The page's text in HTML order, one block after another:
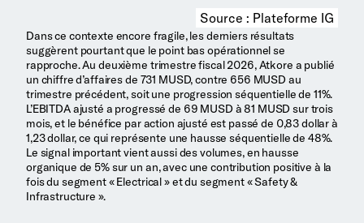
Source : Plateforme IG
Dans ce contexte encore fragile, les derniers résultats
suggèrent pourtant que le point bas opérationnel se
rapproche. Au deuxième trimestre fiscal 2026, Atkore a publié
un chiffre d’affaires de 731 MUSD, contre 656 MUSD au
trimestre précédent, soit une progression séquentielle de 11%.
L’EBITDA ajusté a progressé de 69 MUSD à 81 MUSD sur trois
mois, et le bénéfice par action ajusté est passé de 0,83 dollar à
1,23 dollar, ce qui représente une hausse séquentielle de 48%.
Le signal important vient aussi des volumes, en hausse
organique de 5% sur un an, avec une contribution positive à la
fois du segment « Electrical » et du segment « Safety &
Infrastructure ».